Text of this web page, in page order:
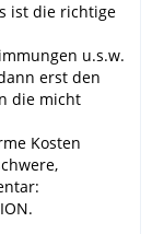
ist die richtige
u.s.w.
erst den
die micht
Kosten